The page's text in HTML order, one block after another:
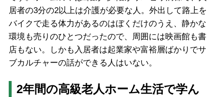
居者の3分の2以上は介護が必要な人。外出して路上を
バイクで走る体力があるのはぼくだけのうえ、静かな
環境も売りのひとつだったので、周囲には映画館も書
店もない。しかも入居者は起業家や富裕層ばかりでサ
ブカルチャーの話ができる人はいない。
2年間の高級老人ホーム生活で学ん